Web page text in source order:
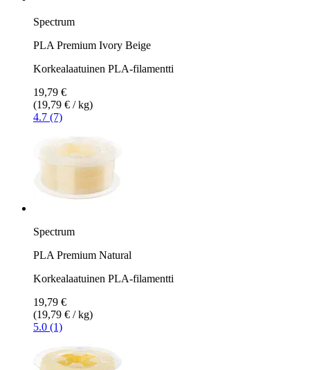
Spectrum
PLA Premium Ivory Beige
Korkealaatuinen PLA-filamentti
19,79 €
(19,79 € / kg)
4.7 (7)
Spectrum
PLA Premium Natural
Korkealaatuinen PLA-filamentti
19,79 €
(19,79 € / kg)
5.0 (1)